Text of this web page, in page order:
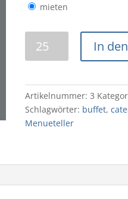
mieten
26cm
In
Artikelnummer:3
Schlagwörter: buffet,
Menueteller